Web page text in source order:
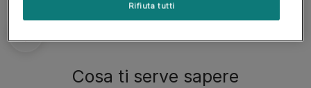
Cosa ti serve sapere
Rifiuta tutti